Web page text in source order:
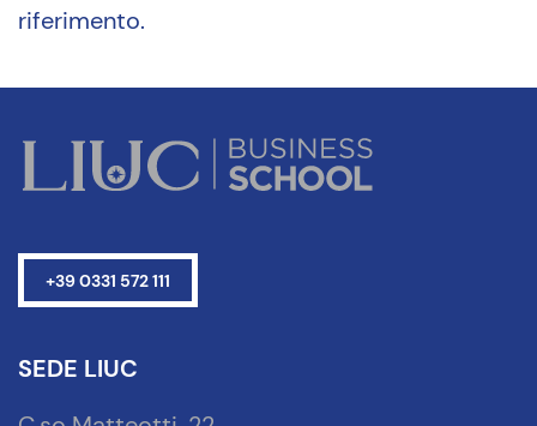
riferimento.
+39 0331 572 111
SEDE LIUC